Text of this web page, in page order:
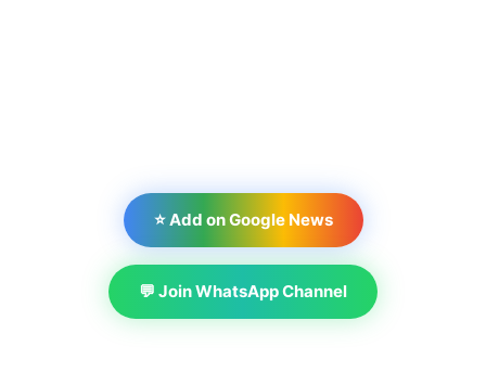
⭐ Add on Google News
💬 Join WhatsApp Channel